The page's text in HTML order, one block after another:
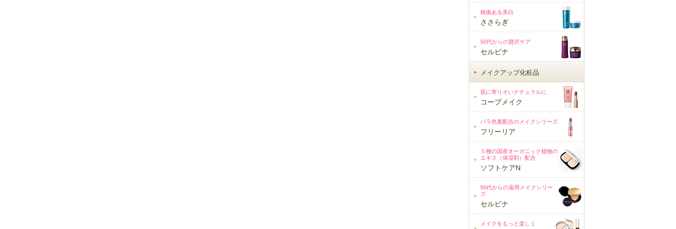
根拠ある美白
ささらぎ
50代からの贅沢ケア
セルビナ
メイクアップ化粧品
メイクアップ化粧品
肌に寄りそいナチュラルに
コープメイク
バラ色素配合のメイクシリーズ
フリーリア
５種の国産オーガニック植物の
エキス（保湿剤）配合
ソフトケアN
50代からの薬用メイクシリー
ズ
セルビナ
メイクをもっと楽しく